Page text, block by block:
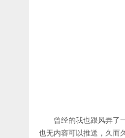
曾经的我也跟风弄了
也无内容可以推送，久而